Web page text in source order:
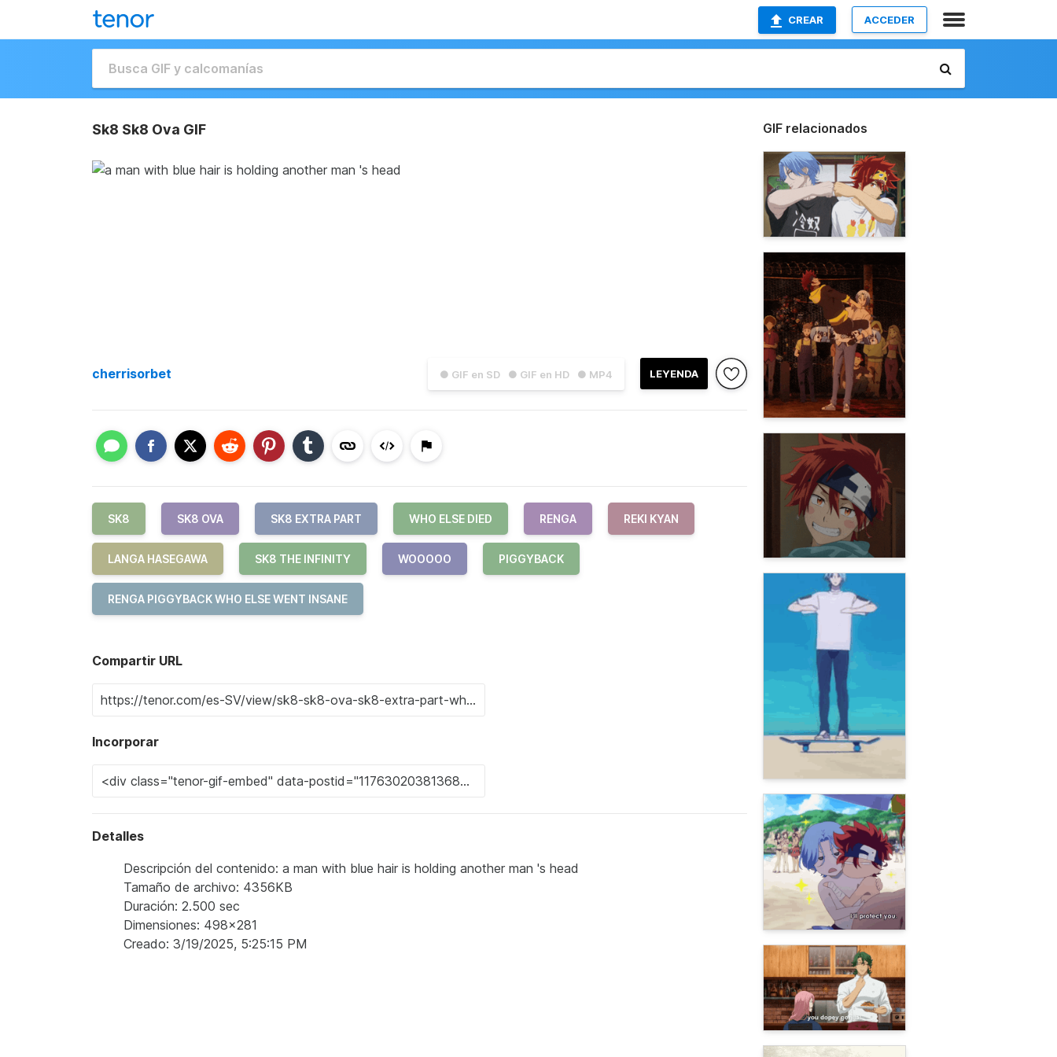
CREAR ACCEDER
Sk8 Sk8 Ova GIF
● GIF en SD ● GIF en HD ● MP4 LEYENDA
cherrisorbet
SK8 SK8 OVA SK8 EXTRA PART WHO ELSE DIED RENGA REKI KYAN
LANGA HASEGAWA SK8 THE INFINITY WOOOOO PIGGYBACK
RENGA PIGGYBACK WHO ELSE WENT INSANE
Compartir URL
Incorporar
Detalles
Descripción del contenido: a man with blue hair is holding another man 's head
Tamaño de archivo: 4356KB
Duración: 2.500 sec
Dimensiones: 498x281
Creado: 3/19/2025, 5:25:15 PM
GIF relacionados